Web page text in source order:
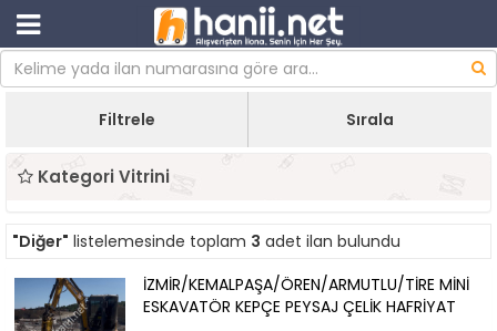
Filtrele Sırala
Kategori Vitrini
"Diğer" listelemesinde toplam 3 adet ilan bulundu
İZMİR/KEMALPAŞA/ÖREN/ARMUTLU/TİRE MİNİ
ESKAVATÖR KEPÇE PEYSAJ ÇELİK HAFRİYAT